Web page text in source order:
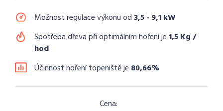
Možnost regulace výkonu od3,5 - 9,1 kW
Spotřeba dřeva při optimálním hoření je1,5 Kg /
hod
Účinnost hoření topeniště je 80,66%
Cena: